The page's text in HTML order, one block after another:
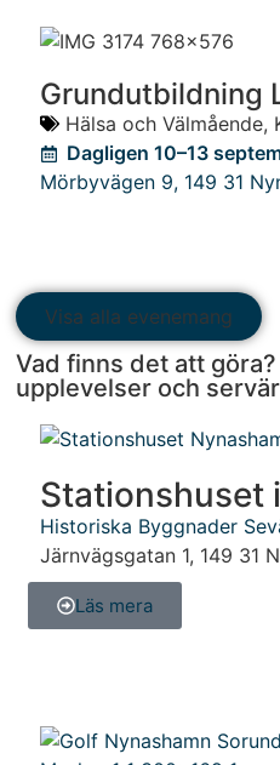
Grundutbildning
Hälsa och Välmående,
Dagligen 10–13
Mörbyvägen 9, 149 31
Visa alla evenemang
Vad finns det att
upplevelser och
Stationshuset
Historiska Byggnader
Järnvägsgatan 1, 149 31
Läs mera